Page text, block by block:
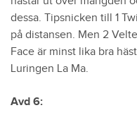
dessa. Tipsnicken till 1
på distansen. Men 2
Face är minst lika bra
Luringen La Ma.
Avd 6: